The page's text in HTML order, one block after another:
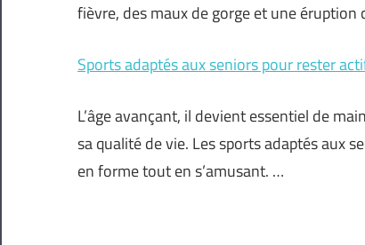
fièvre, des maux de gorge et une
Sports adaptés aux seniors pour rester
L’âge avançant, il devient essentiel de
sa qualité de vie. Les sports adaptés aux
en forme tout en s’amusant. …